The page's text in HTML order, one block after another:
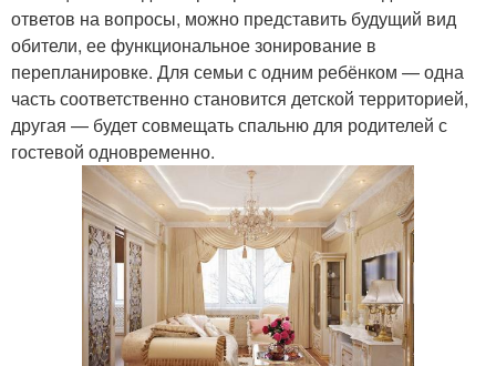
ответов на вопросы, можно представить будущий вид
обители, ее функциональное зонирование в
перепланировке. Для семьи с одним ребёнком — одна
часть соответственно становится детской территорией,
другая — будет совмещать спальню для родителей с
гостевой одновременно.